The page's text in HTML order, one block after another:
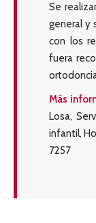
Se
general y
con los
fuera
Más
Losa,
infantil,
7257